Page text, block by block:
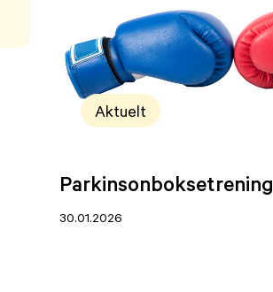
Aktuelt
Parkinsonboksetrening
30.01.2026